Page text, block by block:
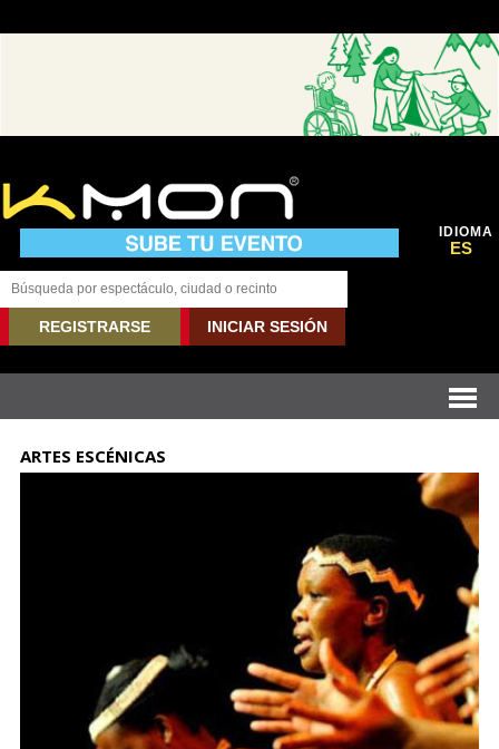
IDIOMA
ES
REGISTRARSE INICIAR SESIÓN
ARTES ESCÉNICAS